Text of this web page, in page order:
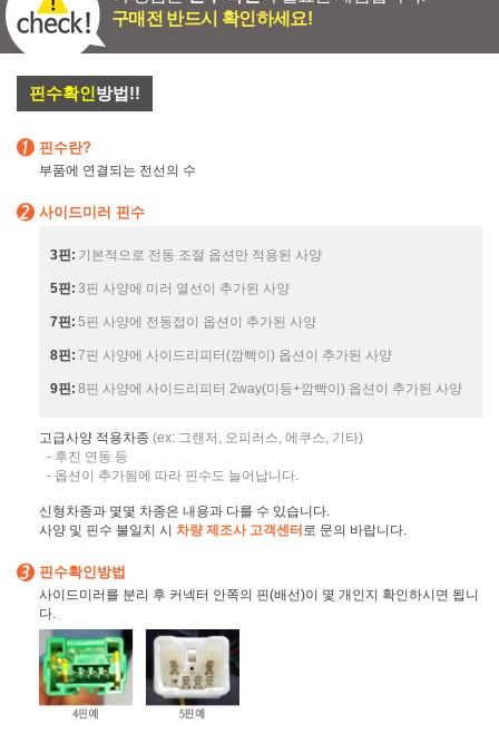
구매전 반드시 확인하세요!
핀수확인방법!!
핀수란?
부품에 연결되는 전선의 수
사이드미러 핀수
3핀: 기본적으로 전동 조절 옵션만 적용된 사양
5핀: 3핀 사양에 미러 열선이 추가된 사양
7핀: 5핀 사양에 전동접이 옵션이 추가된 사양
8핀: 7핀 사양에 사이드리피터(깜빡이) 옵션이 추가된 사양
9핀: 8핀 사양에 사이드리피터 2way(미등+깜빡이) 옵션이 추가된 사양
고급사양 적용차종 (ex: 그랜저, 오피러스, 에쿠스, 기타)
- 후진 연동 등
- 옵션이 추가됨에 따라 핀수도 늘어납니다.
신형차종과 몇몇 차종은 내용과 다를 수 있습니다.
사양 및 핀수 불일치 시 차량 제조사 고객센터 로 문의 바랍니다.
핀수확인방법
사이드미러를 분리 후 커넥터 안쪽의 핀(배선)이 몇 개인지 확인하시면 됩니
다.